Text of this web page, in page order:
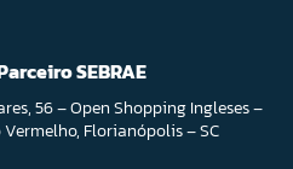
SEBRAE
56 – Open Shopping Ingleses –
Vermelho, Florianópolis – SC